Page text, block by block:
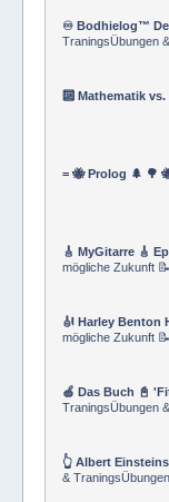
♾️ Bodhielog™
TraningsÜbungen
🔟 Mathematik
= 🐝 Prolog 🌲 🌳
🎸 MyGitarre 🎸
mögliche Zukunft
🎻 Harley Benton
mögliche Zukunft
🍏 Das Buch 📓
TraningsÜbungen
👆 Albert
&